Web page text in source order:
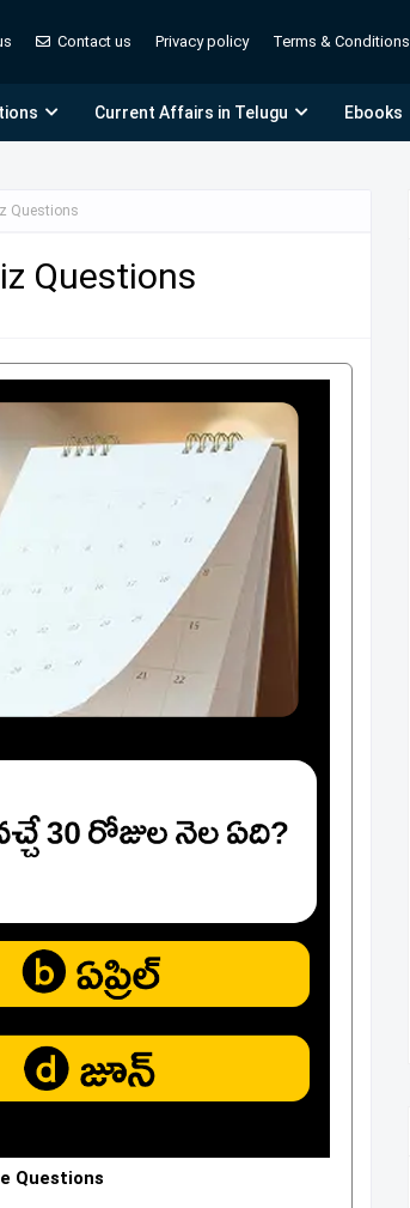
Contact us Privacy policy Terms & Conditions
Current Affairs in Telugu Ebooks
Questions
Questions
Questions